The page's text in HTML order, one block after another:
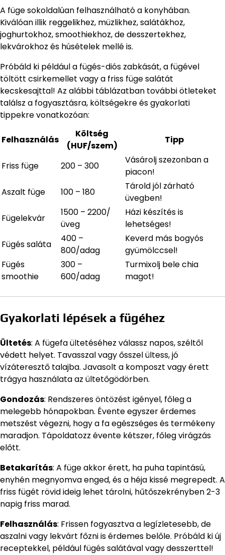
A füge sokoldalúan felhasználható a konyhában.
Kiválóan illik reggelikhez, müzlikhez, salátákhoz,
joghurtokhoz, smoothiekhoz, de desszertekhez,
lekvárokhoz és húsételek mellé is.
Próbáld ki például a fügés-diós zabkását, a fügével
töltött csirkemellet vagy a friss füge salátát
kecskesajttal! Az alábbi táblázatban további ötleteket
találsz a fogyasztásra, költségekre és gyakorlati
tippekre vonatkozóan:
Felhasználás
Költség
(HUF/szem)
Tipp
Friss füge 200 – 300
Vásárolj szezonban a
piacon!
Aszalt füge
100 – 180
Tárold jól zárható
üvegben!
Fügelekvár
1500 – 2200/
üveg
Házi készítés is
lehetséges!
Fügés saláta
400 –
800/adag
Keverd más bogyós
gyümölccsel!
Fügés
smoothie
300 –
600/adag
Turmixolj bele chia
magot!
Gyakorlati lépések a fügéhez
Ültetés: A fügefa ültetéséhez válassz napos, széltől
védett helyet. Tavasszal vagy ősszel ültess, jó
vízáteresztő talajba. Javasolt a komposzt vagy érett
trágya használata az ültetőgödörben.
Gondozás: Rendszeres öntözést igényel, főleg a
melegebb hónapokban. Évente egyszer érdemes
metszést végezni, hogy a fa egészséges és termékeny
maradjon. Tápoldatozz évente kétszer, főleg virágzás
előtt.
Betakarítás: A füge akkor érett, ha puha tapintású,
enyhén megnyomva enged, és a héja kissé megrepedt. A
friss fügét rövid ideig lehet tárolni, hűtőszekrényben 2-3
napig friss marad.
Felhasználás: Frissen fogyasztva a legízletesebb, de
aszalni vagy lekvárt főzni is érdemes belőle. Próbáld ki új
receptekkel, például fügés salátával vagy desszerttel!